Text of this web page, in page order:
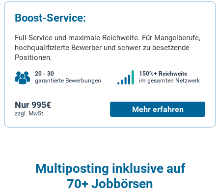
Boost-Service:
Full-Service und maximale Reichweite. Für Mangelberufe,
hochqualifizierte Bewerber und schwer zu besetzende
Positionen.
20 - 30
garantierte Bewerbungen
150%+ Reichweite
im gesamten Netzwerk
Nur 995€
zzgl. MwSt. Mehr erfahren
Multiposting inklusive auf
70+ Jobbörsen